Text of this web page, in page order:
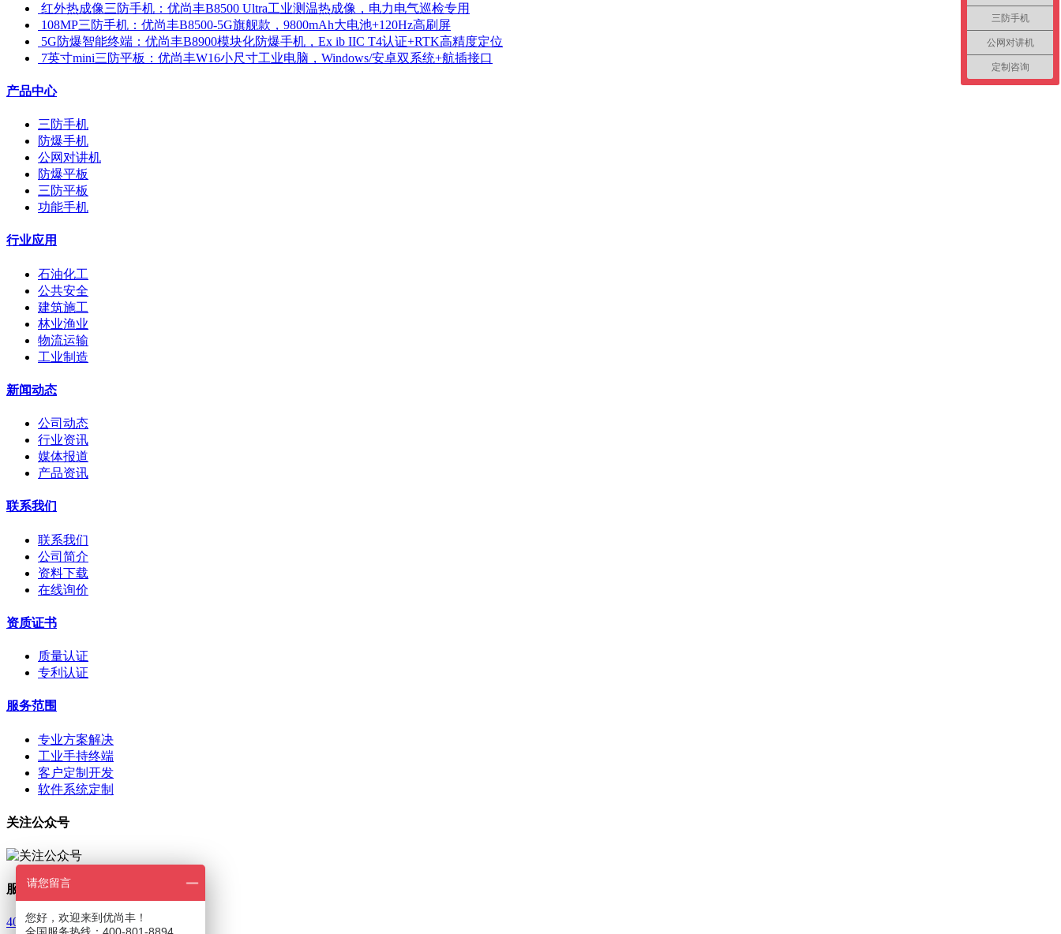
​ 红外热成像三防手机：优尚丰B8500 Ultra工业测温热成像，电力电气巡检专用
​ 108MP三防手机：优尚丰B8500-5G旗舰款，9800mAh大电池+120Hz高刷屏
​ 5G防爆智能终端：优尚丰B8900模块化防爆手机，Ex ib IIC T4认证+RTK高精度定位
​ 7英寸mini三防平板：优尚丰W16小尺寸工业电脑，Windows/安卓双系统+航插接口
产品中心
三防手机
防爆手机
公网对讲机
防爆平板
三防平板
功能手机
行业应用
石油化工
公共安全
建筑施工
林业渔业
物流运输
工业制造
新闻动态
公司动态
行业资讯
媒体报道
产品资讯
联系我们
联系我们
公司简介
资料下载
在线询价
资质证书
质量认证
专利认证
服务范围
专业方案解决
工业手持终端
客户定制开发
软件系统定制
关注公众号
服务热线
400-801-8894
三防手机
公网对讲机
定制咨询
请您留言
您好，欢迎来到优尚丰！